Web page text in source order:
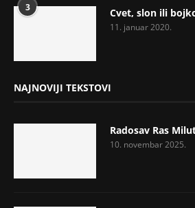
3 Cvet, slon ili
11. januar 2020.
NAJNOVIJI TEKSTOVI
Radosav Ras
10. novembar 2025.